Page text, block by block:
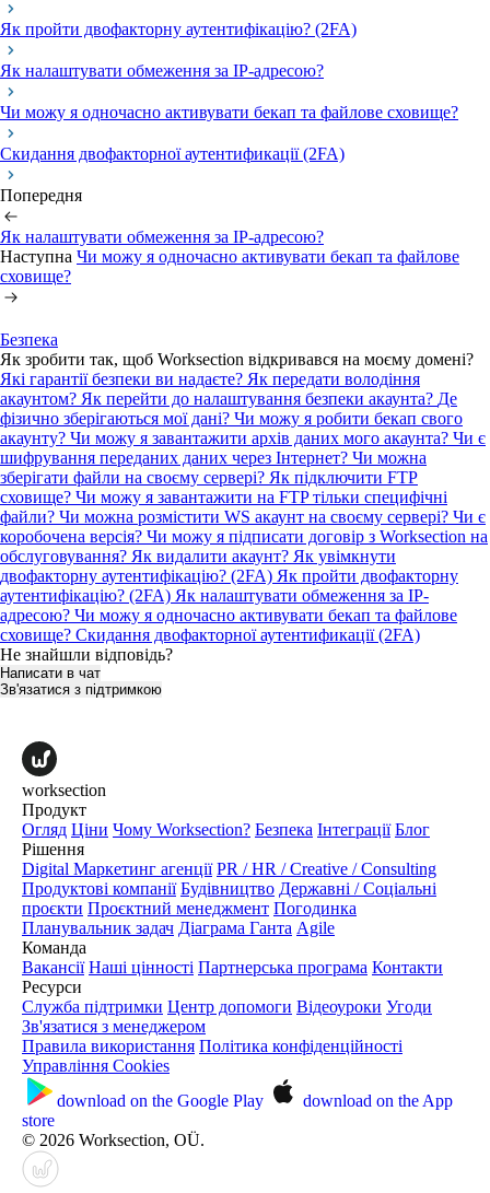
Як пройти двофакторну аутентифікацію? (2FA)
Як налаштувати обмеження за IP-адресою?
Чи можу я одночасно активувати бекап та файлове сховище?
Скидання двофакторної аутентификації (2FA)
Попередня
Як налаштувати обмеження за IP-адресою?
Наступна Чи можу я одночасно активувати бекап та файлове
сховище?
Безпека
Як зробити так, щоб Worksection відкривався на моєму домені?
Які гарантії безпеки ви надаєте? Як передати володіння
акаунтом? Як перейти до налаштування безпеки акаунта? Де
фізично зберігаються мої дані? Чи можу я робити бекап свого
акаунту? Чи можу я завантажити архів даних мого акаунта? Чи є
шифрування переданих даних через Інтернет? Чи можна
зберігати файли на своєму сервері? Як підключити FTP
сховище? Чи можу я завантажити на FTP тільки специфічні
файли? Чи можна розмістити WS акаунт на своєму сервері? Чи є
коробочена версія? Чи можу я підписати договір з Worksection на
обслуговування? Як видалити акаунт? Як увімкнути
двофакторну аутентифікацію? (2FA) Як пройти двофакторну
аутентифікацію? (2FA) Як налаштувати обмеження за IP-
адресою? Чи можу я одночасно активувати бекап та файлове
сховище? Скидання двофакторної аутентификації (2FA)
Не знайшли відповідь?
Написати в чат
Зв'язатися з підтримкою
worksection
Продукт
Огляд Ціни Чому Worksection? Безпека Інтеграції Блог
Рішення
Digital Маркетинг агенції PR / HR / Creative / Consulting
Продуктові компанії Будівництво Державні / Соціальні
проєкти Проєктний менеджмент Погодинка
Планувальник задач Діаграма Ганта Agile
Команда
Вакансії Наші цінності Партнерська програма Контакти
Ресурси
Служба підтримки Центр допомоги Відеоуроки Угоди
Зв'язатися з менеджером
Правила використання Політика конфіденційності
Управління Cookies
download on the Google Play download on the App
store
© 2026 Worksection, OÜ.